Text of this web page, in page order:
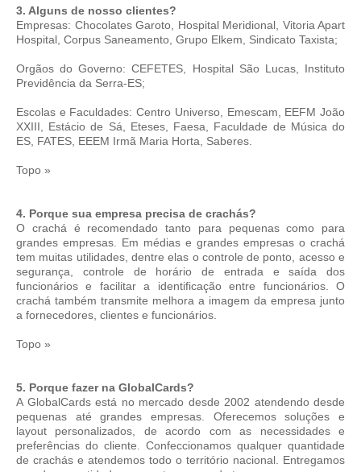
3. Alguns de nosso clientes?
Empresas: Chocolates Garoto, Hospital Meridional, Vitoria Apart
Hospital, Corpus Saneamento, Grupo Elkem, Sindicato Taxista;
Orgãos do Governo: CEFETES, Hospital São Lucas, Instituto
Previdência da Serra-ES;
Escolas e Faculdades: Centro Universo, Emescam, EEFM João
XXIII, Estácio de Sá, Eteses, Faesa, Faculdade de Música do
ES, FATES, EEEM Irmã Maria Horta, Saberes.
Topo »
4. Porque sua empresa precisa de crachás?
O crachá é recomendado tanto para pequenas como para
grandes empresas. Em médias e grandes empresas o crachá
tem muitas utilidades, dentre elas o controle de ponto, acesso e
segurança, controle de horário de entrada e saída dos
funcionários e facilitar a identificação entre funcionários. O
crachá também transmite melhora a imagem da empresa junto
a fornecedores, clientes e funcionários.
Topo »
5. Porque fazer na GlobalCards?
A GlobalCards está no mercado desde 2002 atendendo desde
pequenas até grandes empresas. Oferecemos soluções e
layout personalizados, de acordo com as necessidades e
preferências do cliente. Confeccionamos qualquer quantidade
de crachás e atendemos todo o território nacional. Entregamos